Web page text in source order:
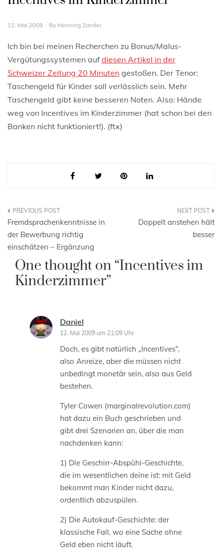
12. Mai 2009 By Henning Zander
Ich bin bei meinen Recherchen zu Bonus/Malus-
Vergütungssystemen aufdiesen Artikel in der
Schweizer Zeitung 20 Minuten gestoßen. Der Tenor:
Taschengeld für Kinder soll verlässlich sein. Mehr
Taschengeld gibt keine besseren Noten. Also: Hände
weg von Incentives im Kinderzimmer (hat schon bei den
Banken nicht funktioniert!). (ftx)
Beitragsnavigation
Fremdsprachenkenntnisse in
der Bewerbung richtig
einschätzen – Ergänzung
Doppelt anstehen hält
besser
One thought on “Incentives im
Kinderzimmer”
Daniel
12. Mai 2009 um 21:09 Uhr
Doch, es gibt natürlich „Incentives“,
also Anreize, aber die müssen nicht
unbedingt monetär sein, also aus Geld
bestehen.
Tyler Cowen (marginalrevolution.com)
hat dazu ein Buch geschrieben und
gibt drei Szenarien an, über die man
nachdenken kann:
1) Die Geschirr-Abspühl-Geschichte,
die im wesentlichen deine ist: mit Geld
bekommt man Kinder nicht dazu,
ordentlich abzuspülen.
2) Die Autokauf-Geschichte: der
klassische Fall, wo eine Sache ohne
Geld eben nicht läuft.